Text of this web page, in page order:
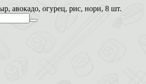
авокадо, огурец, рис, нори, 8 шт.